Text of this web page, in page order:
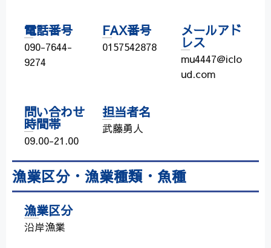
電話番号
090-7644-
9274
FAX番号
0157542878
メールアド
レス
mu4447@iclo
ud.com
問い合わせ
時間帯
09.00-21.00
担当者名
武藤勇人
漁業区分・漁業種類・魚種
漁業区分
沿岸漁業